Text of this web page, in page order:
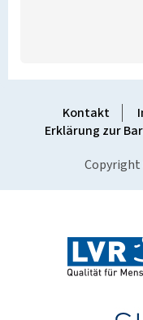
Kontakt
Erklärung zur